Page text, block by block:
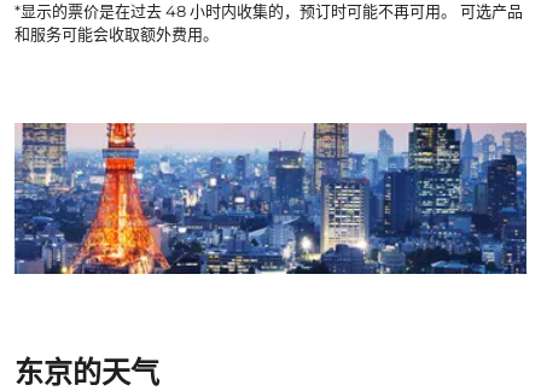
*显示的票价是在过去 48 小时内收集的，预订时可能不再可用。 可选产品
和服务可能会收取额外费用。
东京的天气